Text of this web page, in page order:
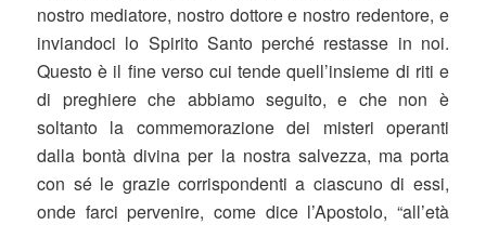
nostro mediatore, nostro dottore e nostro redentore, e
inviandoci lo Spirito Santo perché restasse in noi.
Questo è il fine verso cui tende quell’insieme di riti e
di preghiere che abbiamo seguito, e che non è
soltanto la commemorazione dei misteri operanti
dalla bontà divina per la nostra salvezza, ma porta
con sé le grazie corrispondenti a ciascuno di essi,
onde farci pervenire, come dice l’Apostolo, “all’età